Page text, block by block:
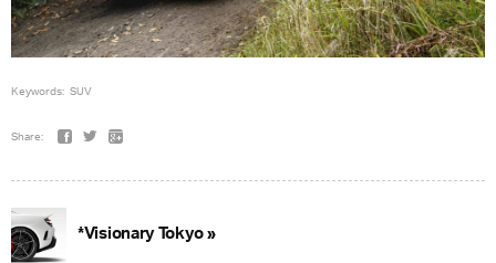
Keywords: SUV
Share:
*Visionary Tokyo »